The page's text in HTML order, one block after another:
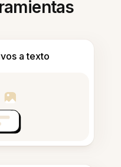
a texto